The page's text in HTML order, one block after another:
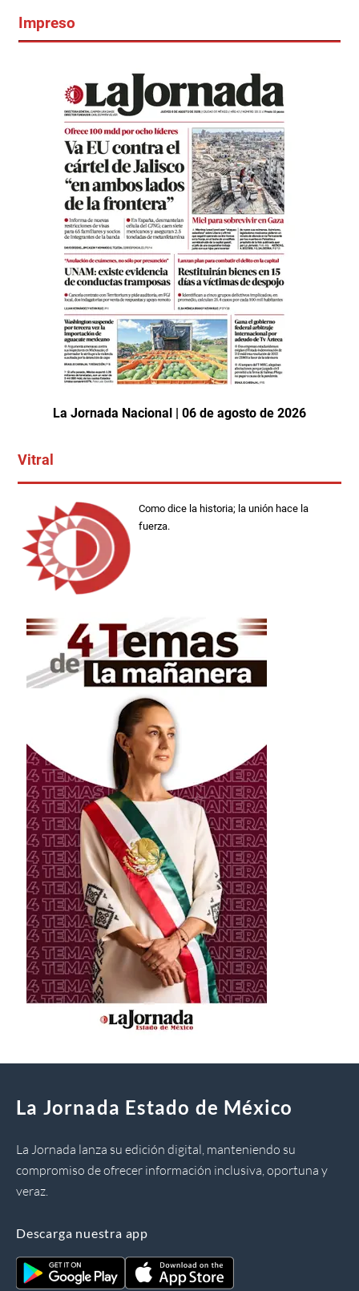
Impreso
La Jornada Nacional | 06 de agosto de 2026
Vitral
Como dice la historia; la unión hace la
fuerza.
La Jornada Estado de México
La Jornada lanza su edición digital, manteniendo su
compromiso de ofrecer información inclusiva, oportuna y
veraz.
Descarga nuestra app